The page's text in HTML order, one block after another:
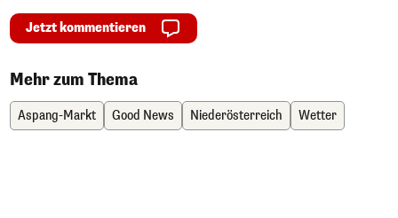
Jetzt kommentieren
Mehr zum Thema
Aspang-Markt Good News Niederösterreich Wetter